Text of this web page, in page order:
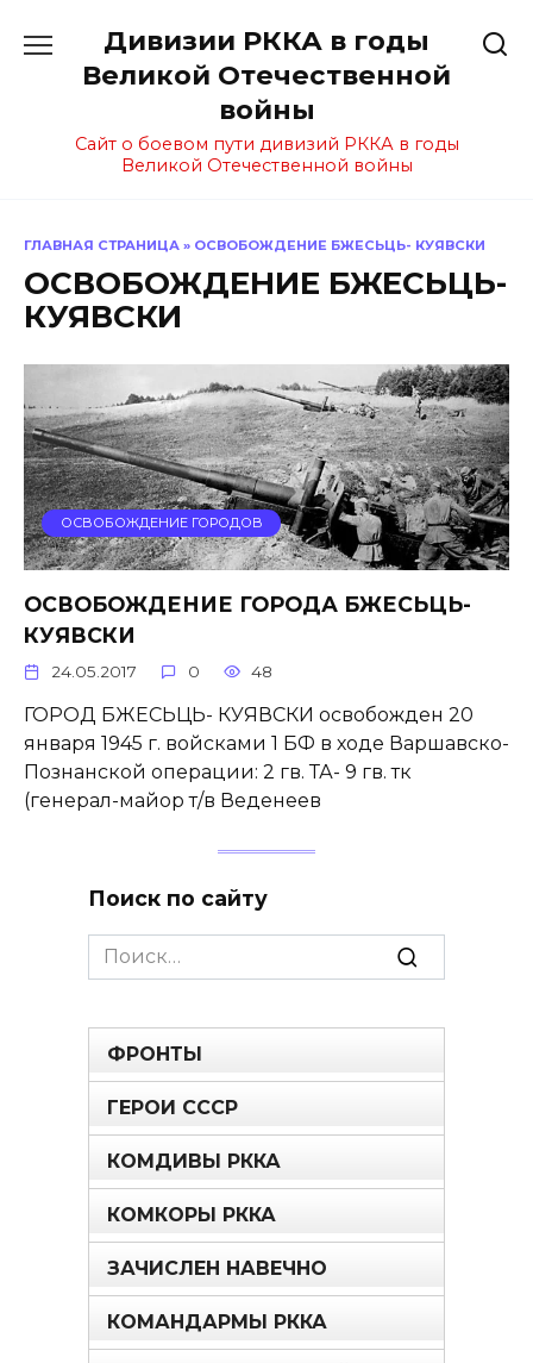
содержанию
Дивизии РККА в годы
Великой Отечественной
войны
Сайт о боевом пути дивизий РККА в годы
Великой Отечественной войны
ГЛАВНАЯ СТРАНИЦА » ОСВОБОЖДЕНИЕ БЖЕСЬЦЬ- КУЯВСКИ
ОСВОБОЖДЕНИЕ БЖЕСЬЦЬ-
КУЯВСКИ
ОСВОБОЖДЕНИЕ ГОРОДОВ
ОСВОБОЖДЕНИЕ ГОРОДА БЖЕСЬЦЬ-
КУЯВСКИ
24.05.2017 0 48
ГОРОД БЖЕСЬЦЬ- КУЯВСКИ освобожден 20
января 1945 г. войсками 1 БФ в ходе Варшавско-
Познанской операции: 2 гв. ТА- 9 гв. тк
(генерал-майор т/в Веденеев
Поиск по сайту
Search
for:
ФРОНТЫ
ГЕРОИ СССР
КОМДИВЫ РККА
КОМКОРЫ РККА
ЗАЧИСЛЕН НАВЕЧНО
КОМАНДАРМЫ РККА